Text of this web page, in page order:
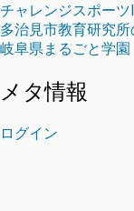
チャレンジスポーツ
多治見市教育研究
岐阜県まるごと学園
メタ情報
ログイン